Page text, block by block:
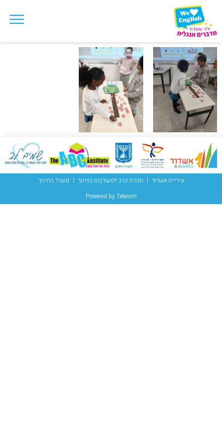
עיריית אשדוד תכנית קרב למעורבות בחינוך
משרד החינוך
Powered by Telerom